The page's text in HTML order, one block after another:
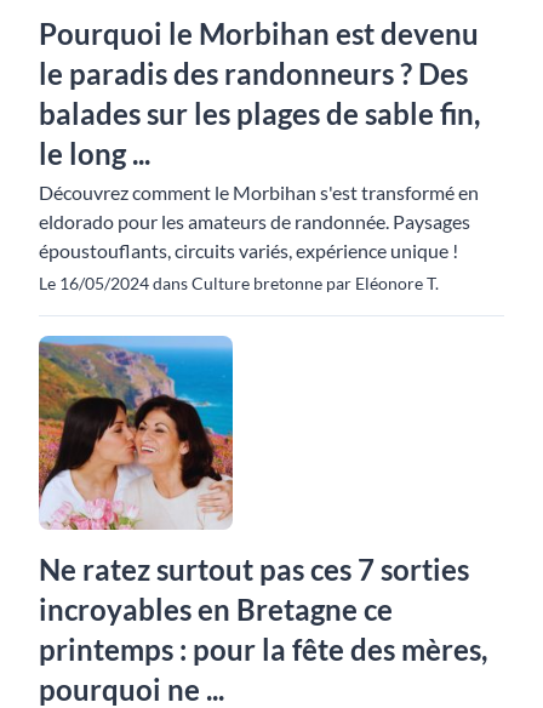
Pourquoi le Morbihan est devenu
le paradis des randonneurs ? Des
balades sur les plages de sable fin,
le long ...
Découvrez comment le Morbihan s'est transformé en
eldorado pour les amateurs de randonnée. Paysages
époustouflants, circuits variés, expérience unique !
Le 16/05/2024 dans Culture bretonne par Eléonore T.
Ne ratez surtout pas ces 7 sorties
incroyables en Bretagne ce
printemps : pour la fête des mères,
pourquoi ne ...